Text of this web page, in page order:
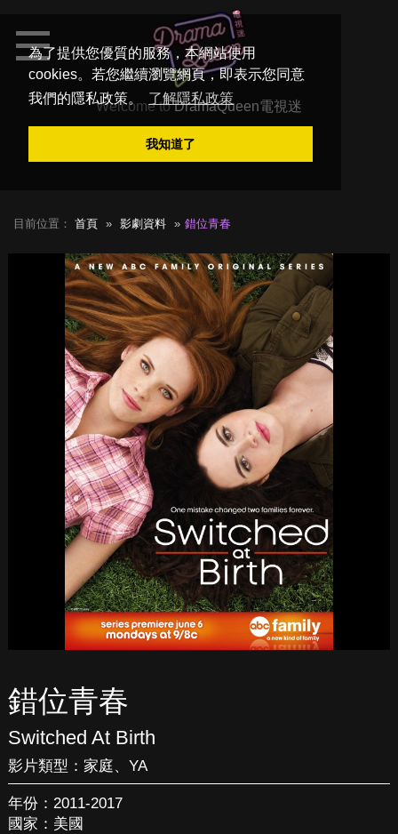
為了提供您優質的服務，本網站使用
cookies。若您繼續瀏覽網頁，即表示您同意
我們的隱私政策。
了解隱私政策
我知道了
Welcome toDramaQueen電視迷
目前位置： 首頁 影劇資料 錯位青春
錯位青春
Switched At Birth
影片類型： 家庭、 YA
年份：2011-2017
國家：美國